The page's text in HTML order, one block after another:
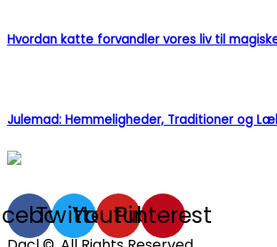
Hvordan katte forvandler vores liv til
Julemad: Hemmeligheder, Traditioner og
TwitterYoutube
Pinterest